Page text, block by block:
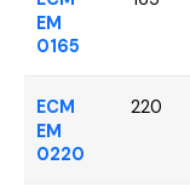
EM
0165
ECM
EM
0220
220